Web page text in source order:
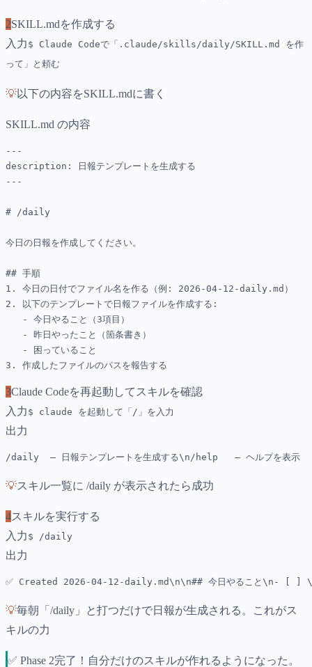
2SKILL.mdを作成する
入力 $ Claude Codeで「.claude/skills/daily/SKILL.md を作
って」と頼む
💡以下の内容をSKILL.mdに書く
SKILL.md の内容
---
description: 日報テンプレートを生成する
---
# /daily
今日の日報を作成してください。
## 手順
1. 今日の日付でファイル名を作る（例: 2026-04-12-daily.md）
2. 以下のテンプレートで日報ファイルを作成する:
   - 今日やること（3項目）
   - 昨日やったこと（箇条書き）
   - 困っていること
3. 作成したファイルのパスを報告する
3Claude Codeを再起動してスキルを確認
入力 $ claude を起動して「/」を入力
出力
/daily  — 日報テンプレートを生成する\n/help   — ヘルプを表示
💡スキル一覧に /daily が表示されたら成功
4スキルを実行する
入力 $ /daily
出力
✅ Created 2026-04-12-daily.md\n\n## 今日やること\n-
💡毎朝「/daily」と打つだけで日報が生成される。これがス
キルの力
✅ Phase 2完了！自分だけのスキルが作れるようになった。